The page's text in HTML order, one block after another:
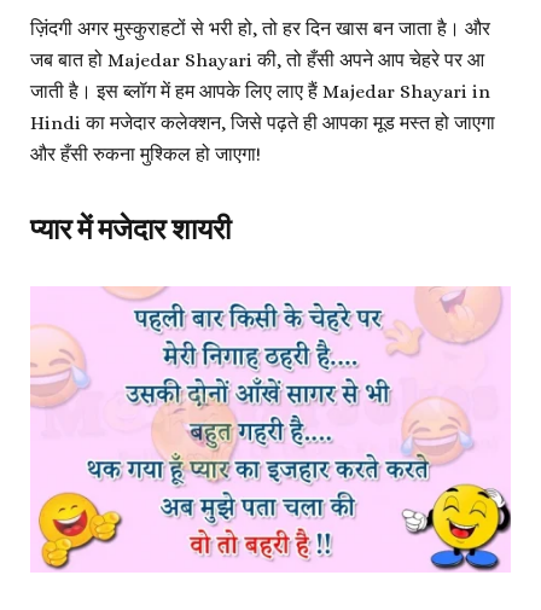
ज़िंदगी अगर मुस्कुराहटों से भरी हो, तो हर दिन खास बन जाता है। और
जब बात हो Majedar Shayari की, तो हँसी अपने आप चेहरे पर आ
जाती है। इस ब्लॉग में हम आपके लिए लाए हैं Majedar Shayari in
Hindi का मजेदार कलेक्शन, जिसे पढ़ते ही आपका मूड मस्त हो जाएगा
और हँसी रुकना मुश्किल हो जाएगा!
प्यार में मजेदार शायरी